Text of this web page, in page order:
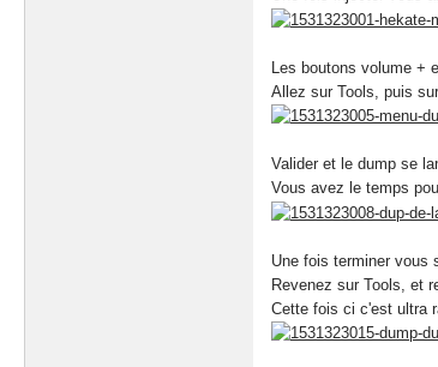
Les boutons volume +
Allez sur Tools, puis
Valider et le dump se
Vous avez le temps
Une fois terminer vous
Revenez sur Tools, et
Cette fois ci c'est ultra